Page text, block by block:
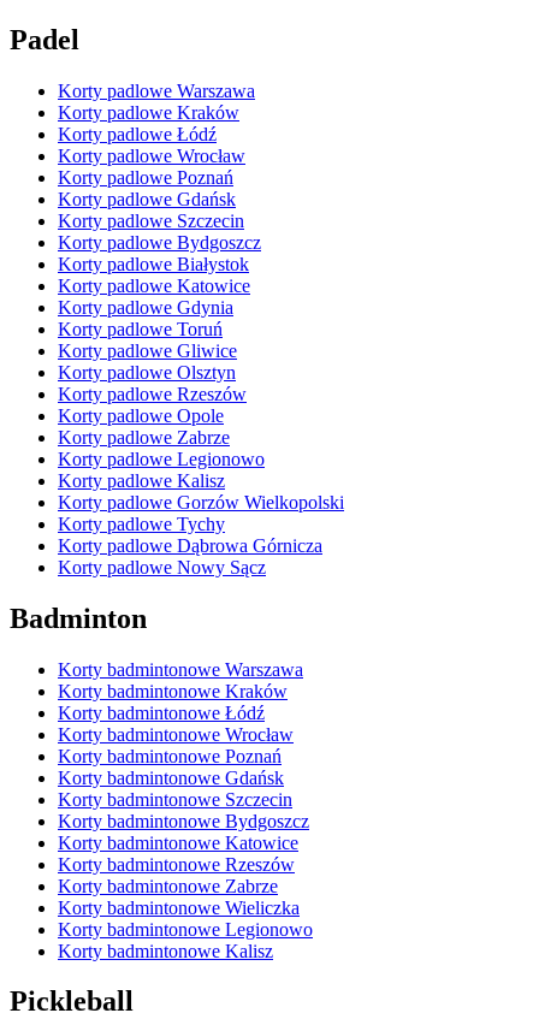
Padel
Korty padlowe Warszawa
Korty padlowe Kraków
Korty padlowe Łódź
Korty padlowe Wrocław
Korty padlowe Poznań
Korty padlowe Gdańsk
Korty padlowe Szczecin
Korty padlowe Bydgoszcz
Korty padlowe Białystok
Korty padlowe Katowice
Korty padlowe Gdynia
Korty padlowe Toruń
Korty padlowe Gliwice
Korty padlowe Olsztyn
Korty padlowe Rzeszów
Korty padlowe Opole
Korty padlowe Zabrze
Korty padlowe Legionowo
Korty padlowe Kalisz
Korty padlowe Gorzów Wielkopolski
Korty padlowe Tychy
Korty padlowe Dąbrowa Górnicza
Korty padlowe Nowy Sącz
Badminton
Korty badmintonowe Warszawa
Korty badmintonowe Kraków
Korty badmintonowe Łódź
Korty badmintonowe Wrocław
Korty badmintonowe Poznań
Korty badmintonowe Gdańsk
Korty badmintonowe Szczecin
Korty badmintonowe Bydgoszcz
Korty badmintonowe Katowice
Korty badmintonowe Rzeszów
Korty badmintonowe Zabrze
Korty badmintonowe Wieliczka
Korty badmintonowe Legionowo
Korty badmintonowe Kalisz
Pickleball